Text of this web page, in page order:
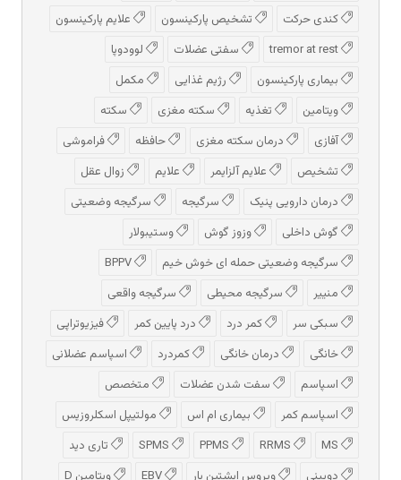
کندی حرکت
تشخیص پارکینسون
علایم پارکینسون
سفتی عضلات
لوودوپا
بیماری پارکینسون
رژیم غذایی
مکمل
ویتامین
تغذیه سکته مغزی
سکته
آفازی
درمان سکته مغزی حافظه
فراموشی
تشخیص
علایم آلزایمر علایم
زوال عقل
درمان دارویی پنیک
سرگیجه
سرگیجه وضعیتی
گوش داخلی
وزوز گوش
وستیبولار
سرگیجه وضعیتی حمله ای خوش خیم
منییر
سرگیجه محیطی
سرگیجه واقعی
سبکی سر
کمر درد درد پایین کمر
فیزیوتراپی
خانگی
درمان خانگی کمردرد
اسپاسم عضلانی
اسپاسم
سفت شدن عضلات
متخصص
اسپاسم کمر
بیماری ام اس
مولتیپل اسکلروزیس
تاری دید
دوبینی
ویروس اپشتین بار ویتامین D